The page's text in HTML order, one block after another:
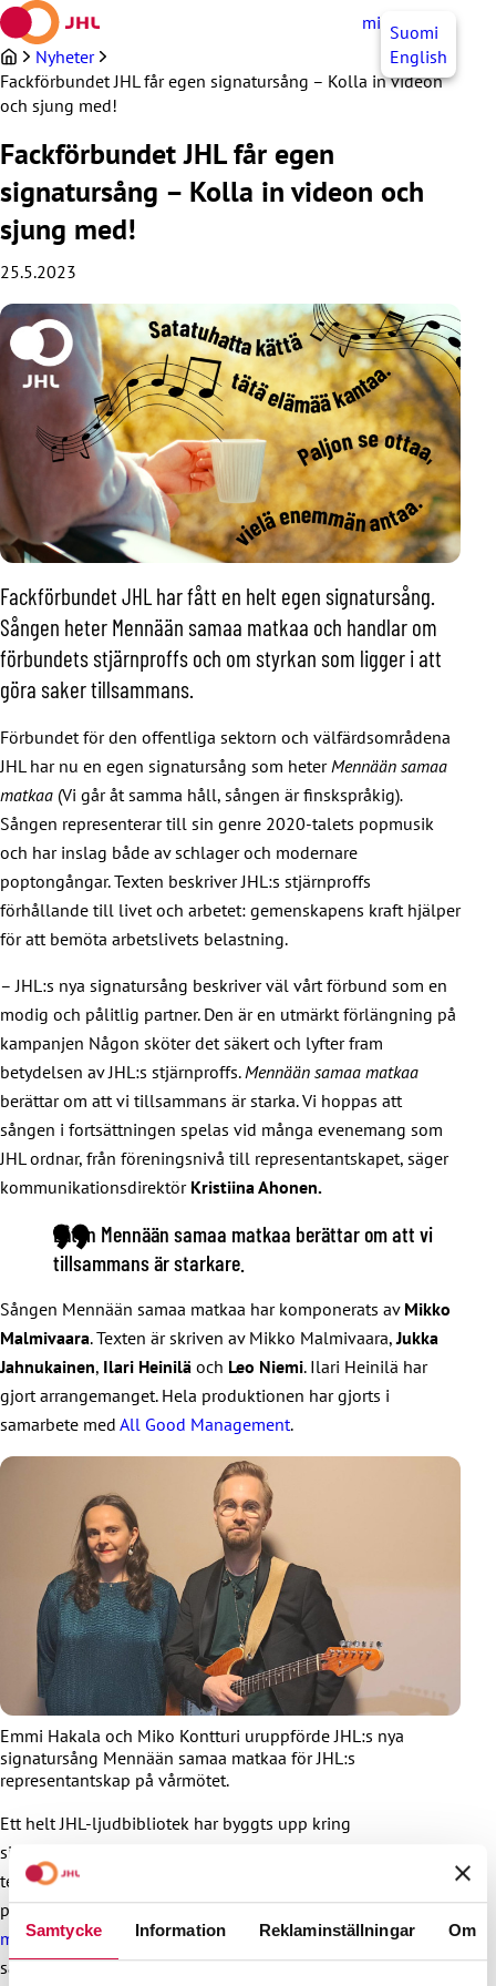
Samtycke Information Reklaminställningar Om
Hoppa
till
innehållet
mittJHL SV
Suomi
English
Nyheter
Fackförbundet JHL får egen signatursång – Kolla in videon
och sjung med!
Fackförbundet JHL får egen
signatursång – Kolla in videon och
sjung med!
25.5.2023
Fackförbundet JHL har fått en helt egen signatursång.
Sången heter Mennään samaa matkaa och handlar om
förbundets stjärnproffs och om styrkan som ligger i att
göra saker tillsammans.
Förbundet för den offentliga sektorn och välfärdsområdena
JHL har nu en egen signatursång som heter Mennään samaa
matkaa (Vi går åt samma håll, sången är finskspråkig).
Sången representerar till sin genre 2020-talets popmusik
och har inslag både av schlager och modernare
poptongångar. Texten beskriver JHL:s stjärnproffs
förhållande till livet och arbetet: gemenskapens kraft hjälper
för att bemöta arbetslivets belastning.
– JHL:s nya signatursång beskriver väl vårt förbund som en
modig och pålitlig partner. Den är en utmärkt förlängning på
kampanjen Någon sköter det säkert och lyfter fram
betydelsen av JHL:s stjärnproffs. Mennään samaa matkaa
berättar om att vi tillsammans är starka. Vi hoppas att
sången i fortsättningen spelas vid många evenemang som
JHL ordnar, från föreningsnivå till representantskapet, säger
kommunikationsdirektör Kristiina Ahonen.
Låten Mennään samaa matkaa berättar om att vi
tillsammans är starkare.
Sången Mennään samaa matkaa har komponerats av Mikko
Malmivaara. Texten är skriven av Mikko Malmivaara, Jukka
Jahnukainen, Ilari Heinilä och Leo Niemi. Ilari Heinilä har
gjort arrangemanget. Hela produktionen har gjorts i
samarbete med All Good Management.
Emmi Hakala och Miko Kontturi uruppförde JHL:s nya
signatursång Mennään samaa matkaa för JHL:s
representantskap på vårmötet.
Ett helt JHL-ljudbibliotek har byggts upp kring
signatursången. Du kan således höra delar av sången utan
text också till exempel i samband med våra videor och
poddar. Sångens text och noter kan laddas ner i vår
materialbank. Vi har skapat en lyrikvideo av signatursången,
så det är lätt att sjunga med.Emmi Hakalasjunger sången på